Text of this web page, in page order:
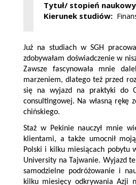
Tytuł/ stopień naukowy
Kierunek studiów
Już na studiach w SGH
zdobywałam doświadczenie w
Zawsze fascynowała mnie
marzeniem, dlatego też przed
się na wyjazd na praktyki do
consultingowej. Na własną rękę
chińskiego.
Staż w Pekinie nauczył mnie
klientami, a także umocnił
Polski i kilku miesiącach pobytu
University na Tajwanie. Wyjazd
samodzielne podróżowanie i
kilku miesięcy odkrywania Azji